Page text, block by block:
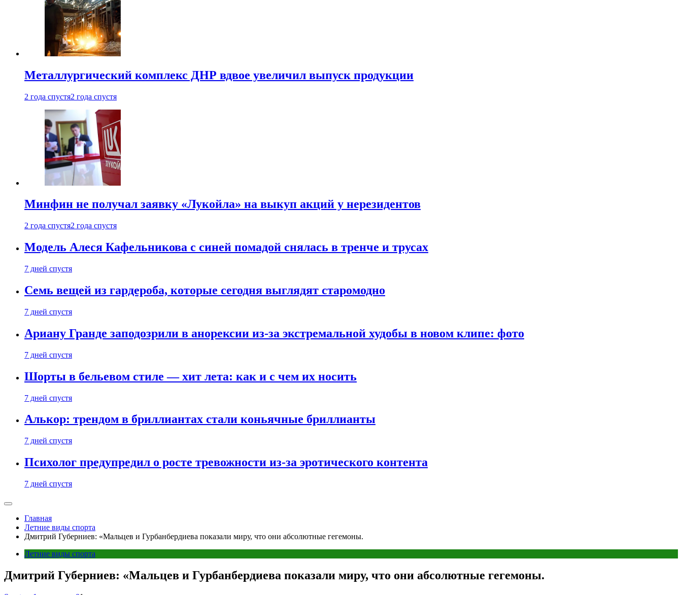
Металлургический комплекс ДНР вдвое увеличил выпуск продукции
2 года спустя2 года спустя
Минфин не получал заявку «Лукойла» на выкуп акций у нерезидентов
2 года спустя2 года спустя
Модель Алеся Кафельникова с синей помадой снялась в тренче и трусах
7 дней спустя
Семь вещей из гардероба, которые сегодня выглядят старомодно
7 дней спустя
Ариану Гранде заподозрили в анорексии из-за экстремальной худобы в новом клипе: фото
7 дней спустя
Шорты в бельевом стиле — хит лета: как и с чем их носить
7 дней спустя
Алькор: трендом в бриллиантах стали коньячные бриллианты
7 дней спустя
Психолог предупредил о росте тревожности из-за эротического контента
7 дней спустя
Главная
Летние виды спорта
Дмитрий Губерниев: «Мальцев и Гурбанбердиева показали миру, что они абсолютные гегемоны.
Летние виды спорта
Дмитрий Губерниев: «Мальцев и Гурбанбердиева показали миру, что они абсолютные гегемоны.